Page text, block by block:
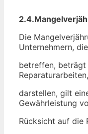
Die
Unternehmern,
betreffen, beträgt
darstellen, gilt
Gewährleistung
Rücksicht auf die